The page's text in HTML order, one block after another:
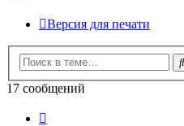
Версия для печати
17 сообщений